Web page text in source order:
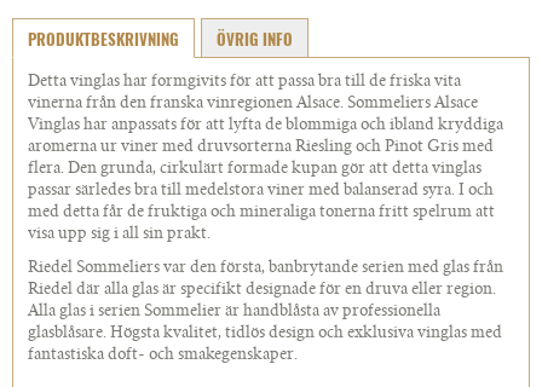
PRODUKTBESKRIVNING ÖVRIG INFO
Detta vinglas har formgivits för att passa bra till de friska vita
vinerna från den franska vinregionen Alsace. Sommeliers Alsace
Vinglas har anpassats för att lyfta de blommiga och ibland kryddiga
aromerna ur viner med druvsorterna Riesling och Pinot Gris med
flera. Den grunda, cirkulärt formade kupan gör att detta vinglas
passar särledes bra till medelstora viner med balanserad syra. I och
med detta får de fruktiga och mineraliga tonerna fritt spelrum att
visa upp sig i all sin prakt.
Riedel Sommeliers var den första, banbrytande serien med glas från
Riedel där alla glas är specifikt designade för en druva eller region.
Alla glas i serien Sommelier är handblåsta av professionella
glasblåsare. Högsta kvalitet, tidlös design och exklusiva vinglas med
fantastiska doft- och smakegenskaper.